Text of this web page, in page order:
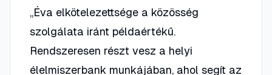
„Éva elkötelezettsége a közösség
szolgálata iránt példaértékű.
Rendszeresen részt vesz a helyi
élelmiszerbank munkájában, ahol segít az